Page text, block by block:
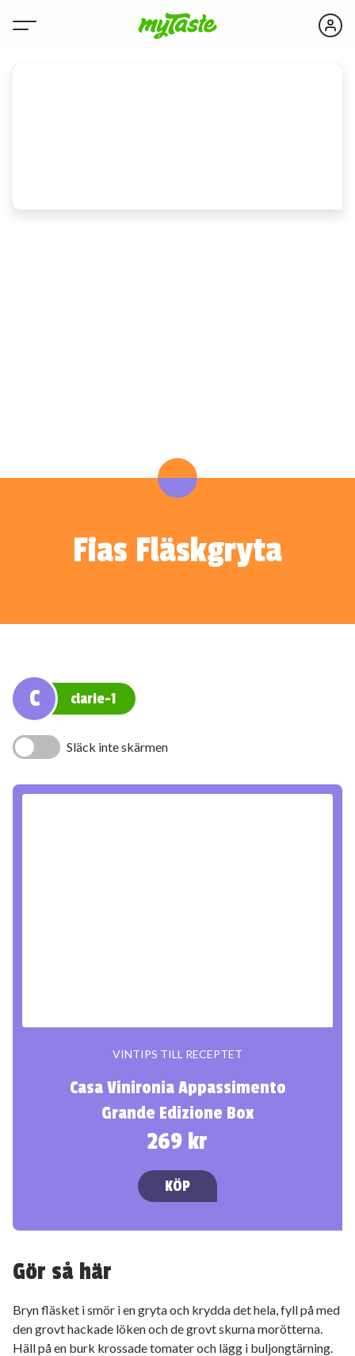
Fias Fläskgryta
C clarie-1
Släck inte skärmen
VINTIPS TILL RECEPTET
Casa Vinironia Appassimento
Grande Edizione Box
269 kr
KÖP
Gör så här
Bryn fläsket i smör i en gryta och krydda det hela, fyll på med
den grovt hackade löken och de grovt skurna morötterna.
Häll på en burk krossade tomater och lägg i buljongtärning.